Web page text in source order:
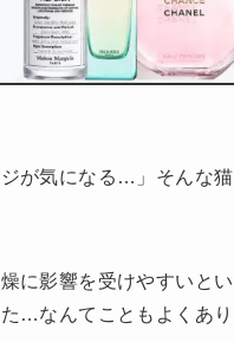
が気になる…」そんな猫
に影響を受けやすいとい
…なんてこともよくあり